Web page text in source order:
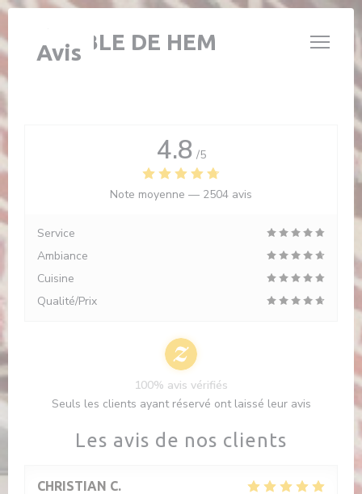
Personnalisation de vos choix en matière de cookies
L'ÉTABLE DE HEM
Avis
Les avis de nos clients
CHRISTIAN C
4.8 /5
Note moyenne — 2504 avis
Service
Ambiance
Cuisine
Qualité/Prix
100% avis vérifiés
Seuls les clients ayant réservé ont laissé leur avis